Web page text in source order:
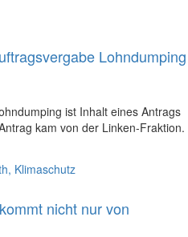
Lohndumping
ist Inhalt eines Antrags
kam von der Linken-Fraktion.
nicht nur von